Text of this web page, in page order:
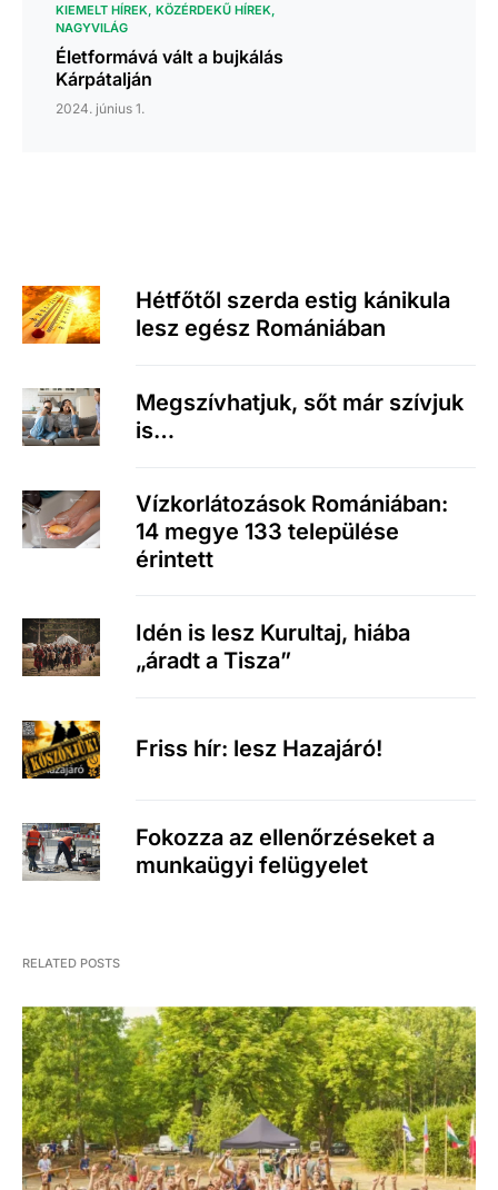
KIEMELT HÍREK KÖZÉRDEKŰ HÍREK
NAGYVILÁG
Életformává vált a bujkálás
Kárpátalján
2024. június 1.
Hétfőtől szerda estig kánikula
lesz egész Romániában
Megszívhatjuk, sőt már szívjuk
is…
Vízkorlátozások Romániában:
14 megye 133 települése
érintett
Idén is lesz Kurultaj, hiába
„áradt a Tisza”
Friss hír: lesz Hazajáró!
Fokozza az ellenőrzéseket a
munkaügyi felügyelet
RELATED POSTS